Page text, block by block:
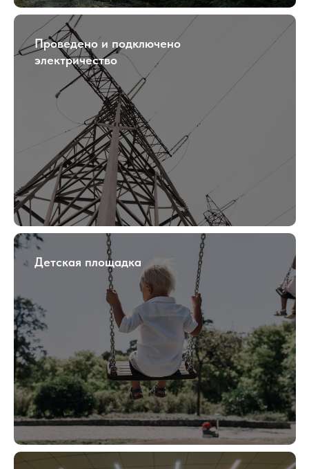
Проведено и подключено
электричество
Детская площадка